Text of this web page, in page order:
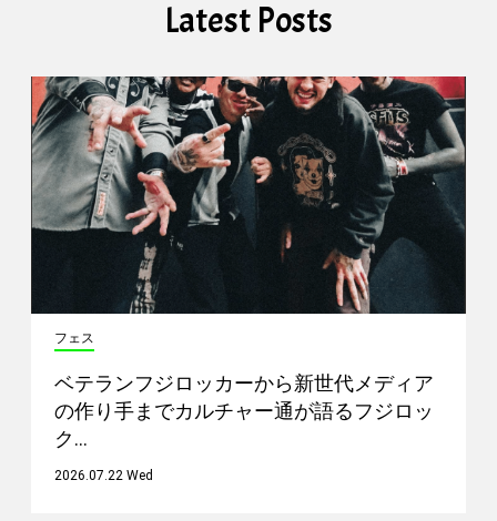
Latest Posts
フェス
ベテランフジロッカーから新世代メディア
の作り手までカルチャー通が語るフジロッ
ク…
2026.07.22 Wed